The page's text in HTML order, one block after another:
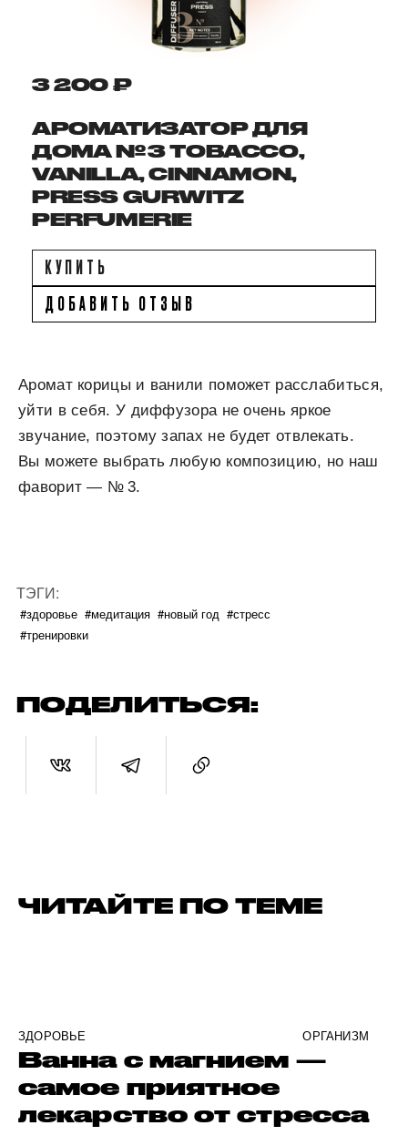
3 200 ₽
АРОМАТИЗАТОР ДЛЯ
ДОМА № 3 TOBACCO,
VANILLA, CINNAMON,
PRESS GURWITZ
PERFUMERIE
КУПИТЬ
ДОБАВИТЬ ОТЗЫВ
Аромат корицы и ванили поможет расслабиться,
уйти в себя. У диффузора не очень яркое
звучание, поэтому запах не будет отвлекать.
Вы можете выбрать любую композицию, но наш
фаворит — № 3.
ТЭГИ:
#здоровье #медитация #новый год #стресс
#тренировки
ПОДЕЛИТЬСЯ:
ЧИТАЙТЕ ПО ТЕМЕ
ЗДОРОВЬЕ ОРГАНИЗМ
Ванна с магнием —
самое приятное
лекарство от стресса